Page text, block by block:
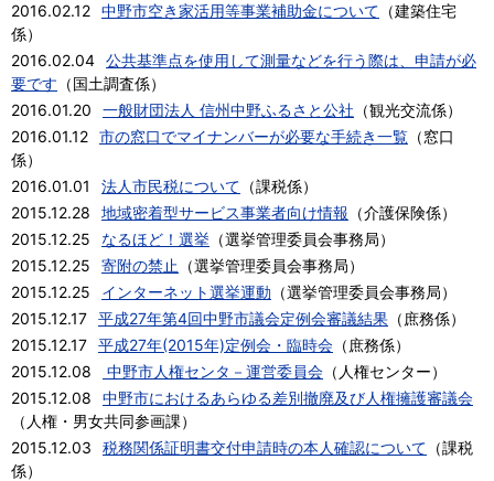
2016.02.12 中野市空き家活用等事業補助金について （建築住宅
係）
2016.02.04 公共基準点を使用して測量などを行う際は、申請が必
要です （国土調査係）
2016.01.20
一般財団法人 信州中野ふるさと公社 （観光交流係）
2016.01.12 市の窓口でマイナンバーが必要な手続き一覧 （窓口
係）
2016.01.01
法人市民税について （課税係）
2015.12.28
地域密着型サービス事業者向け情報 （介護保険係）
2015.12.25
なるほど！選挙 （選挙管理委員会事務局）
2015.12.25
寄附の禁止 （選挙管理委員会事務局）
2015.12.25
インターネット選挙運動 （選挙管理委員会事務局）
2015.12.17 平成27年第4回中野市議会定例会審議結果 （ 庶務係）
2015.12.17 平成27年(2015年)定例会・臨時会 （ 庶務係）
2015.12.08
中野市人権センタ－運営委員会 （ 人権センター）
2015.12.08
中野市におけるあらゆる差別撤廃及び人権擁護審議会
（ 人権・男女共同参画課）
2015.12.03
税務関係証明書交付申請時の本人確認について （課税
係）